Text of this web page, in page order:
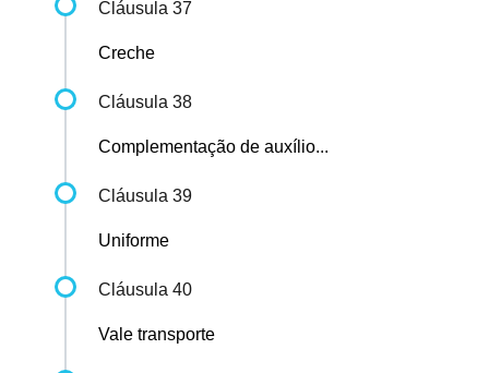
Cláusula 37
Creche
Cláusula 38
Complementação de auxílio...
Cláusula 39
Uniforme
Cláusula 40
Vale transporte